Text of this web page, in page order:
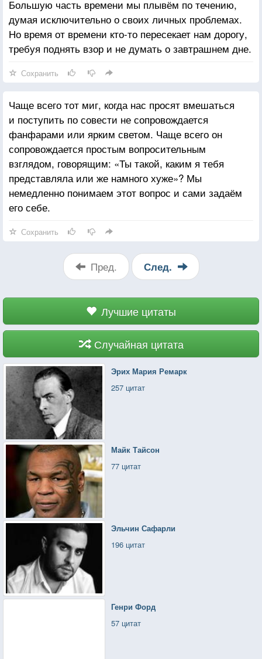
Большую часть времени мы плывём по течению,
думая исключительно о своих личных проблемах.
Но время от времени кто-то пересекает нам дорогу,
требуя поднять взор и не думать о завтрашнем дне.
Сохранить
Чаще всего тот миг, когда нас просят вмешаться
и поступить по совести не сопровождается
фанфарами или ярким светом. Чаще всего он
сопровождается простым вопросительным
взглядом, говорящим: «Ты такой, каким я тебя
представляла или же намного хуже»? Мы
немедленно понимаем этот вопрос и сами задаём
его себе.
Сохранить
Пред. След.
Лучшие цитаты
Случайная цитата
Эрих Мария Ремарк
257 цитат
Майк Тайсон
77 цитат
Эльчин Сафарли
196 цитат
Генри Форд
57 цитат